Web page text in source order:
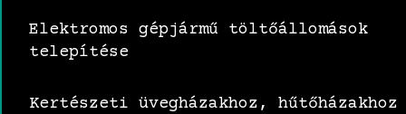
Elektromos gépjármű töltőállomások
telepítése
Kertészeti üvegházakhoz, hűtőházakhoz